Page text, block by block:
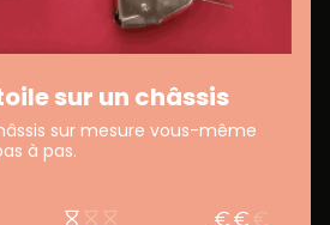
sur un châssis
sur mesure vous-même
à pas.